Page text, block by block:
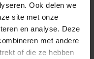
Ook delen we
site met onze
en analyse. Deze
met andere
of die ze hebben